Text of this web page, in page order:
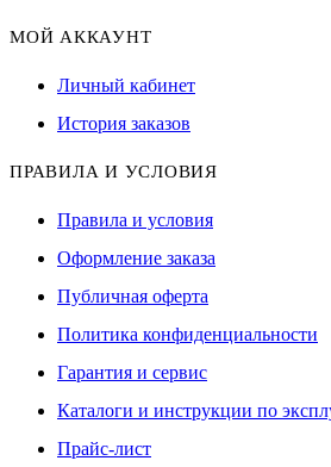
МОЙ АККАУНТ
Личный кабинет
История заказов
ПРАВИЛА И УСЛОВИЯ
Правила и условия
Оформление заказа
Публичная оферта
Политика конфиденциальности
Гарантия и сервис
Каталоги и инструкции по
Прайс-лист